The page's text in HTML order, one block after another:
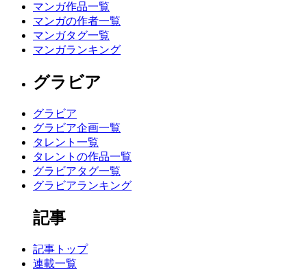
マンガ作品一覧
マンガの作者一覧
マンガタグ一覧
マンガランキング
グラビア
グラビア
グラビア企画一覧
タレント一覧
タレントの作品一覧
グラビアタグ一覧
グラビアランキング
記事
記事トップ
連載一覧